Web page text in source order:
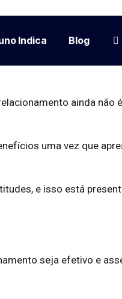
Indica Blog
ainda não
uma vez que
e isso está
seja efetivo e